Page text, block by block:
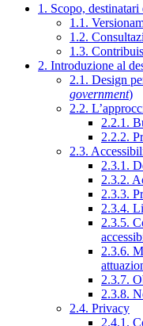
1. Scopo,
1.1.
1.2.
1.3.
2. Introduzione al
2.1. Design
government)
2.2.
2.2.1.
2.2.2.
2.3.
2.3.1.
2.3.2.
2.3.3.
2.3.4.
2.3.5.
2.3.6.
2.3.7.
2.3.8.
2.4. Privacy
2.4.1.